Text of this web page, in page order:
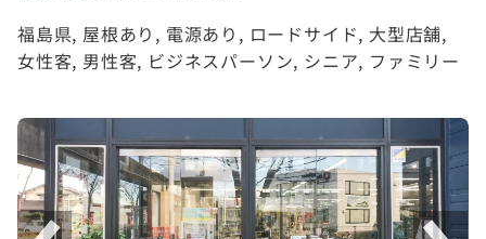
福島県, 屋根あり , 電源あり , ロードサイド, 大型店舗
女性客, 男性客, ビジネスパーソン, シニア, ファミリー